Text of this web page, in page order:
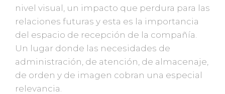
nivel visual, un impacto que perdura para las
relaciones futuras y esta es la importancia
del espacio de recepción de la compañía.
Un lugar donde las necesidades de
administración, de atención, de almacenaje,
de orden y de imagen cobran una especial
relevancia.